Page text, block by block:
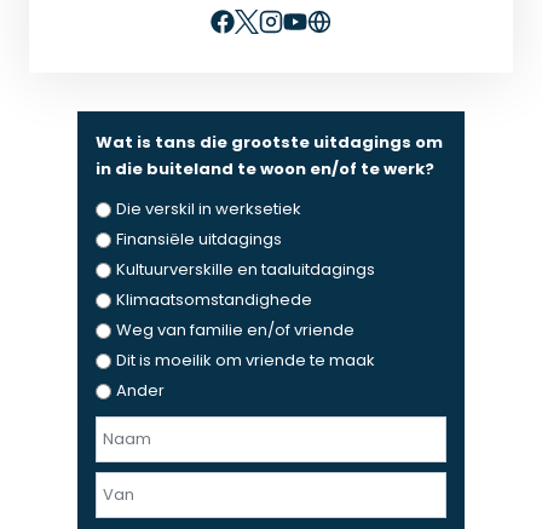
Wat is tans die grootste uitdagings om
in die buiteland te woon en/of te werk?
Die verskil in werksetiek
Finansiële uitdagings
Kultuurverskille en taaluitdagings
Klimaatsomstandighede
Weg van familie en/of vriende
Dit is moeilik om vriende te maak
Ander
N
F